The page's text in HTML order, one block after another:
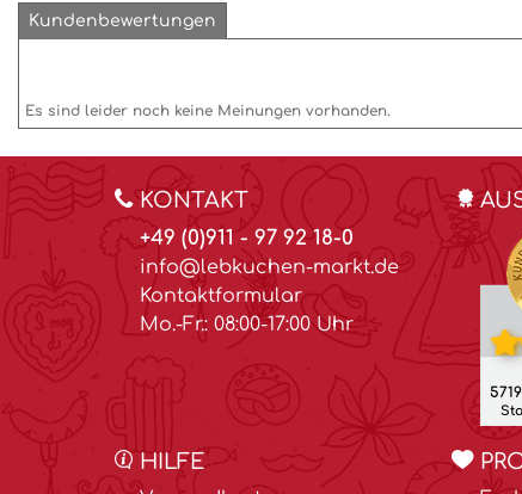
Kundenbewertungen
Es sind leider noch keine Meinungen vorhanden.
KONTAKT
+49 (0)911 - 97 92 18-0
info@lebkuchen-markt.de
Kontaktformular
Mo.-Fr.: 08:00-17:00 Uhr
HILFE